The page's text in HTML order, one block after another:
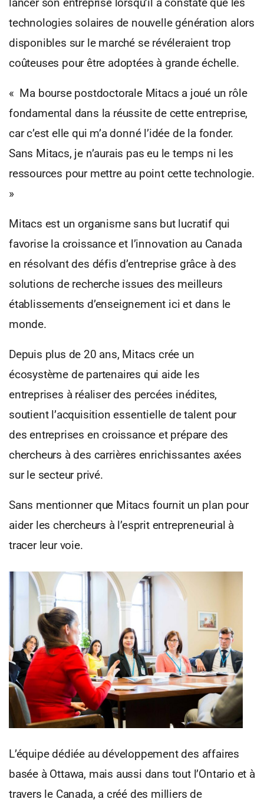
technologies solaires de nouvelle génération alors
disponibles sur le marché se révéleraient trop
coûteuses pour être adoptées à grande échelle.
« Ma bourse postdoctorale Mitacs a joué un rôle
fondamental dans la réussite de cette entreprise,
car c’est elle qui m’a donné l’idée de la fonder.
Sans Mitacs, je n’aurais pas eu le temps ni les
ressources pour mettre au point cette technologie.
»
Mitacs est un organisme sans but lucratif qui
favorise la croissance et l’innovation au Canada
en résolvant des défis d’entreprise grâce à des
solutions de recherche issues des meilleurs
établissements d’enseignement ici et dans le
monde.
Depuis plus de 20 ans, Mitacs crée un
écosystème de partenaires qui aide les
entreprises à réaliser des percées inédites,
soutient l’acquisition essentielle de talent pour
des entreprises en croissance et prépare des
chercheurs à des carrières enrichissantes axées
sur le secteur privé.
Sans mentionner que Mitacs fournit un plan pour
aider les chercheurs à l’esprit entrepreneurial à
tracer leur voie.
L’équipe dédiée au développement des affaires
basée à Ottawa, mais aussi dans tout l’Ontario et à
travers le Canada, a créé des milliers de